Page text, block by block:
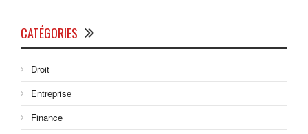
CATÉGORIES
Droit
Entreprise
Finance